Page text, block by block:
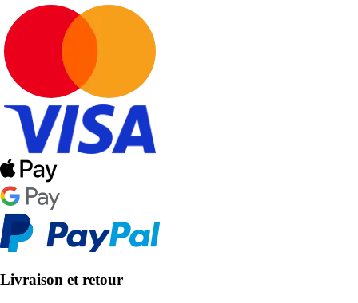
Livraison et retour